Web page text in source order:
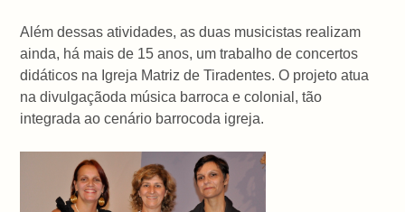
Além dessas atividades, as duas musicistas realizam
ainda, há mais de 15 anos, um trabalho de concertos
didáticos na Igreja Matriz de Tiradentes. O projeto atua
na divulgaçãoda música barroca e colonial, tão
integrada ao cenário barrocoda igreja.